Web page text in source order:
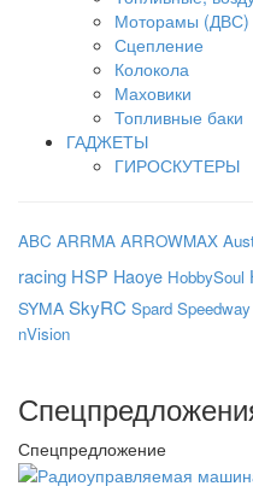
Моторамы (ДВС)
Сцепление
Колокола
Маховики
Топливные баки
ГАДЖЕТЫ
ГИРОСКУТЕРЫ
ABC ARRMA ARROWMAX
racing HSP Haoye HobbySoul
SYMA SkyRC Spard
nVision
Спецпредложение